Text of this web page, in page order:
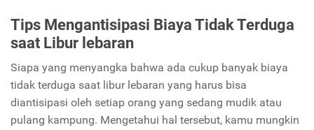
Tips Mengantisipasi Biaya Tidak Terduga
saat Libur lebaran
Siapa yang menyangka bahwa ada cukup banyak biaya
tidak terduga saat libur lebaran yang harus bisa
diantisipasi oleh setiap orang yang sedang mudik atau
pulang kampung. Mengetahui hal tersebut, kamu mungkin